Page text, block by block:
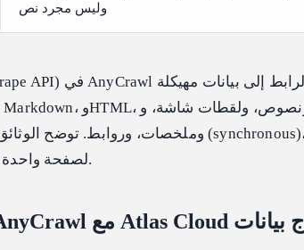
وليس مجرد نص
تحتاج إلى حلقة استطلاع (polling loop) لصفحة واحدة.